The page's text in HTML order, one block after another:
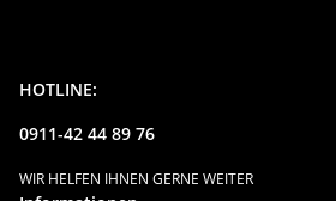
HOTLINE:
0911-42 44 89 76
WIR HELFEN IHNEN GERNE WEITER